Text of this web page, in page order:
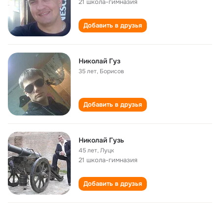
21 школа-гимназия
Добавить в друзья
Николай Гуз
35 лет, Борисов
Добавить в друзья
Николай Гузь
45 лет,Луцк
21 школа-гимназия
Добавить в друзья